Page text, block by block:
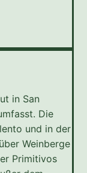
in San
Die
und in der
Weinberge
Primitivos